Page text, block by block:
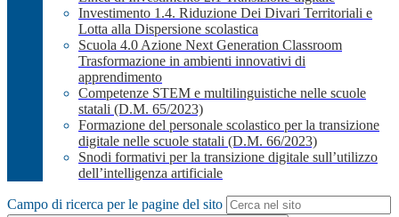
Investimento 1.4. Riduzione Dei Divari Territoriali e
Lotta alla Dispersione scolastica
Scuola 4.0 Azione Next Generation Classroom
Trasformazione in ambienti innovativi di
apprendimento
Competenze STEM e multilinguistiche nelle scuole
statali (D.M. 65/2023)
Formazione del personale scolastico per la transizione
digitale nelle scuole statali (D.M. 66/2023)
Snodi formativi per la transizione digitale sull’utilizzo
dell’intelligenza artificiale
Campo di ricerca per le pagine del sito